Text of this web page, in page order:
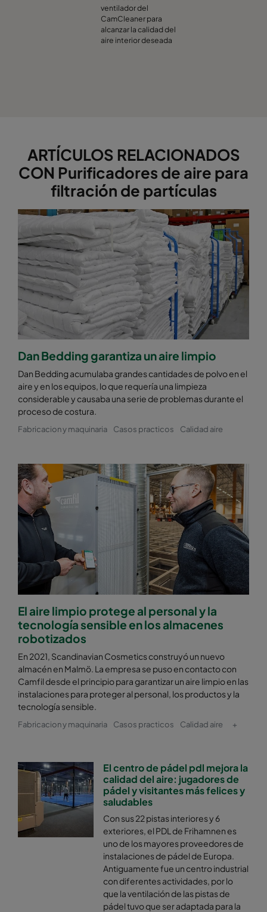
ventilador del
CamCleaner para
alcanzar la calidad del
aire interior deseada
ARTÍCULOS RELACIONADOS
CON Purificadores de aire para
filtración de partículas
Dan Bedding garantiza un aire limpio
Dan Bedding acumulaba grandes cantidades de polvo en el
aire y en los equipos, lo que requería una limpieza
considerable y causaba una serie de problemas durante el
proceso de costura.
Fabricacion y maquinaria Casos practicos Calidad aire
El aire limpio protege al personal y la
tecnología sensible en los almacenes
robotizados
En 2021, Scandinavian Cosmetics construyó un nuevo
almacén en Malmö. La empresa se puso en contacto con
Camfil desde el principio para garantizar un aire limpio en las
instalaciones para proteger al personal, los productos y la
tecnología sensible.
Fabricacion y maquinaria Casos practicos Calidad aire +
El centro de pádel pdl mejora la
calidad del aire: jugadores de
pádel y visitantes más felices y
saludables
Con sus 22 pistas interiores y 6
exteriores, el PDL de Frihamnen es
uno de los mayores proveedores de
instalaciones de pádel de Europa.
Antiguamente fue un centro industrial
con diferentes actividades, por lo
que la ventilación de las pistas de
pádel tuvo que ser adaptada para la